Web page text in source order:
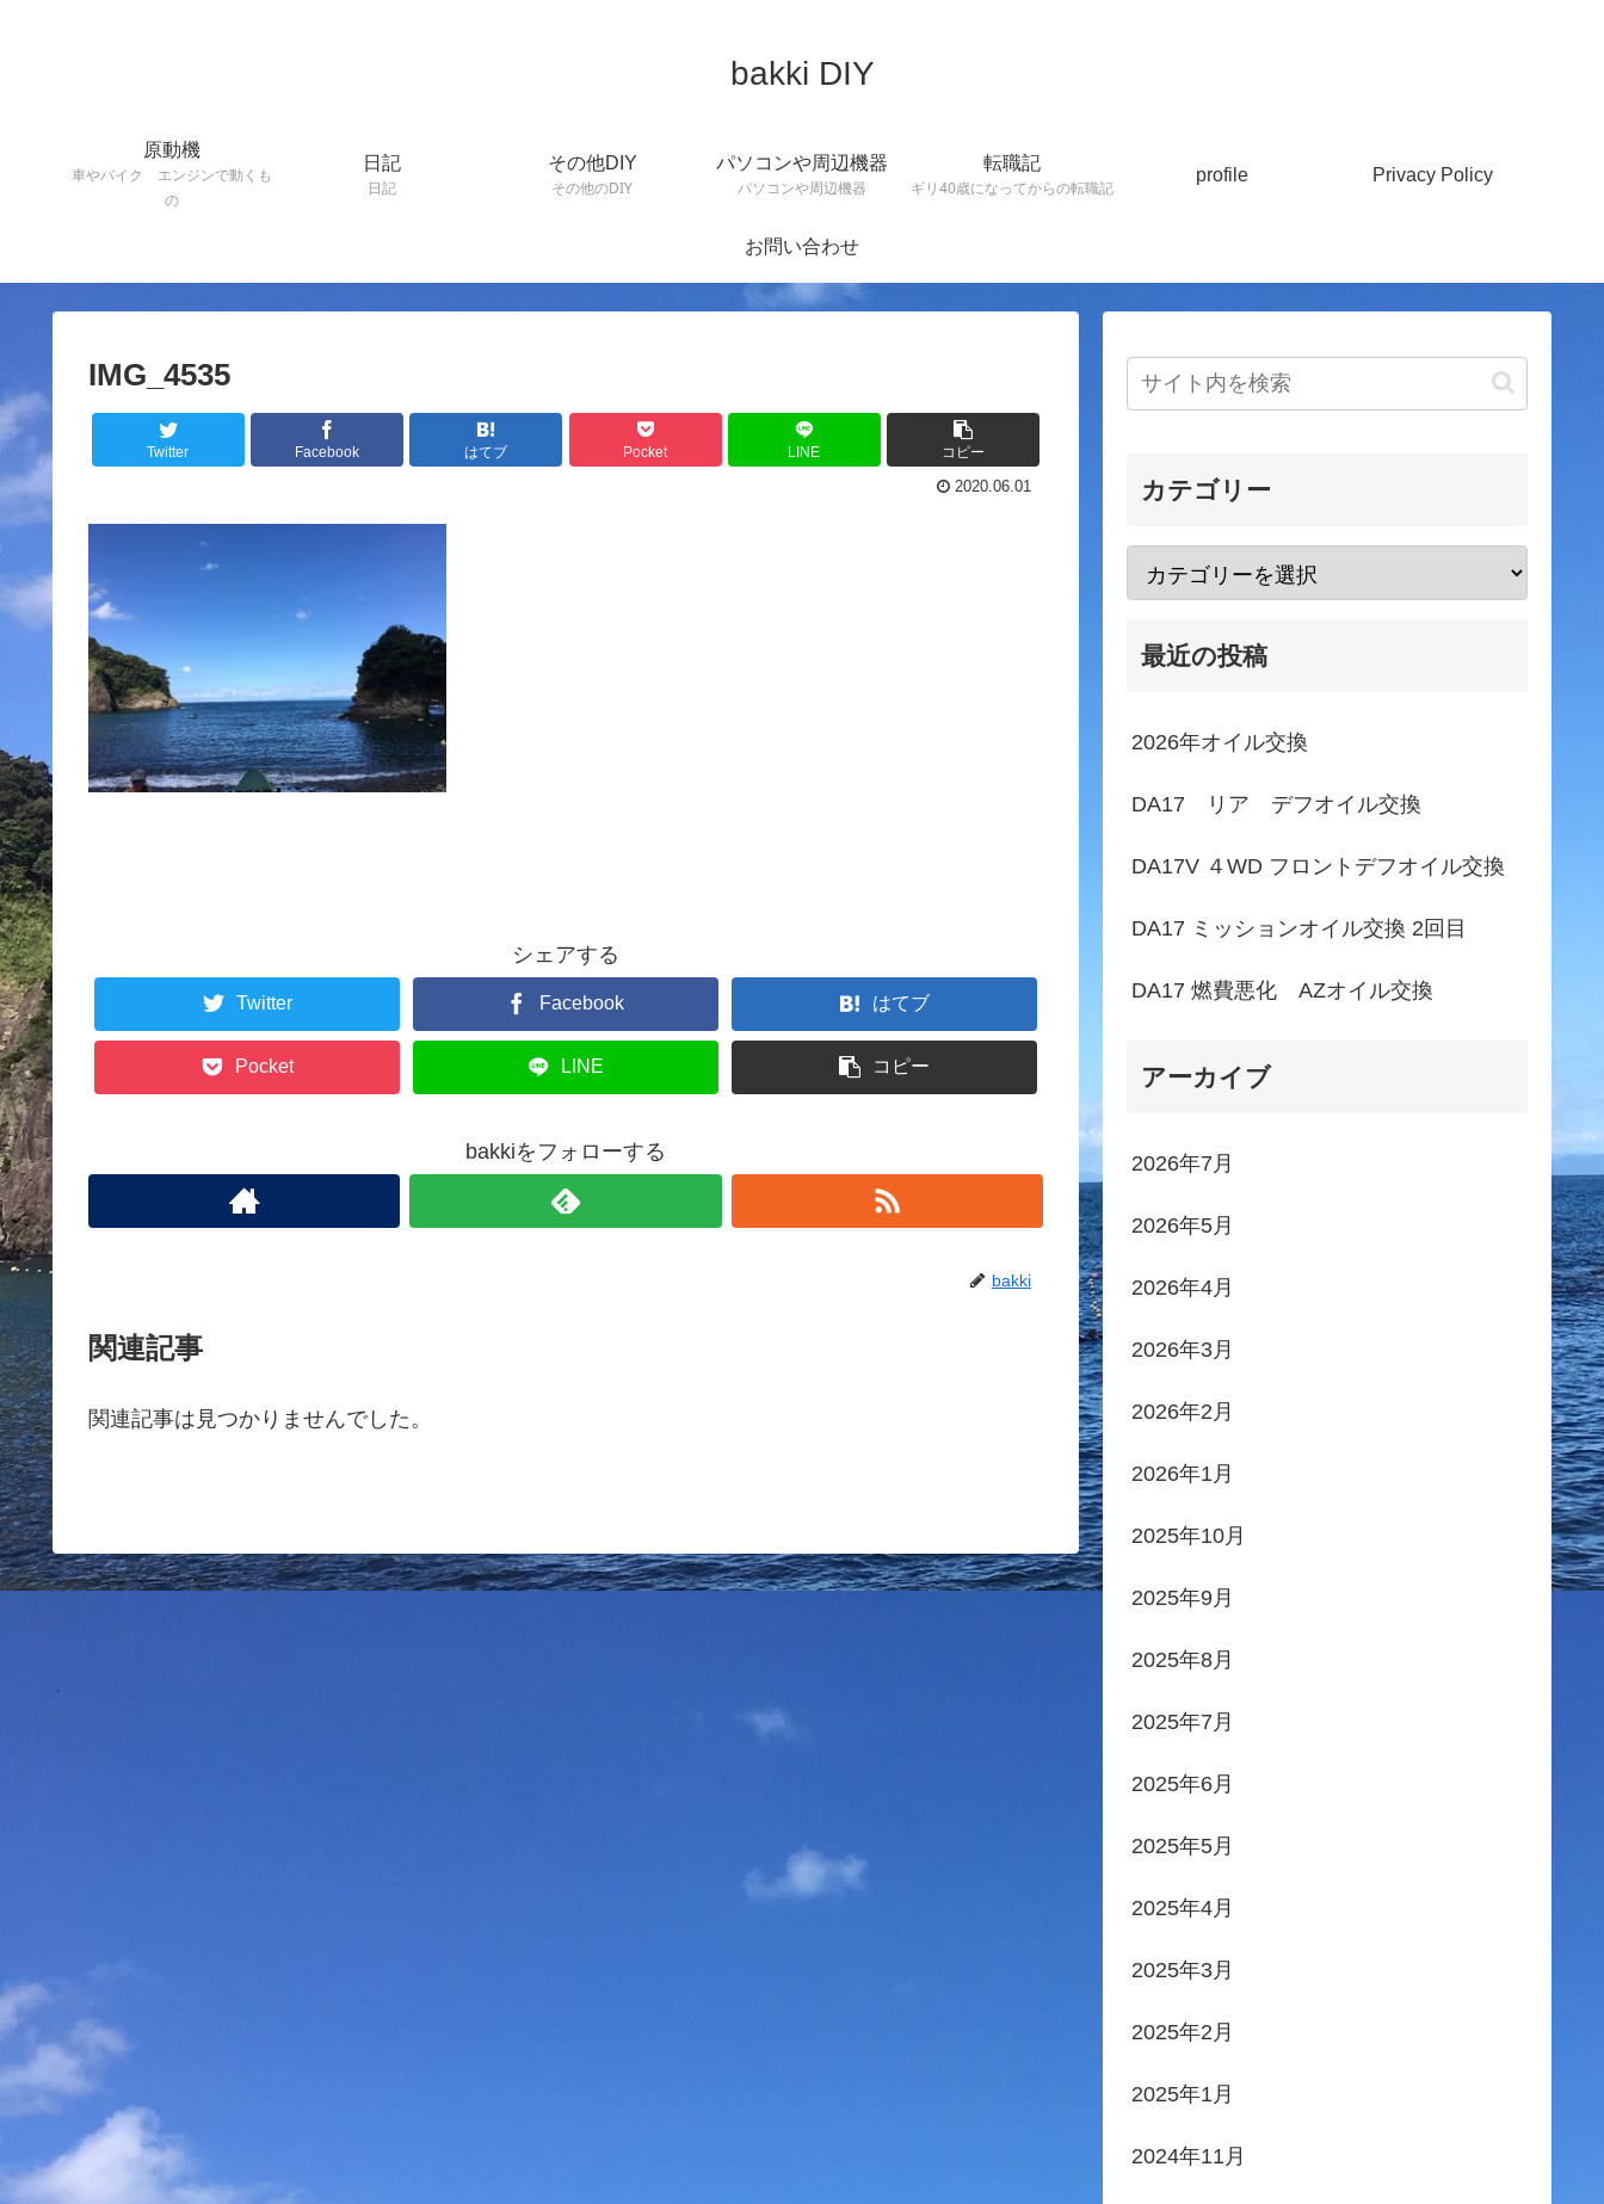
bakki DIY
原動機
車やバイク エンジンで動くも
の
日記
日記
その他DIY
その他のDIY
パソコンや周辺機器
パソコンや周辺機器
転職記
ギリ40歳になってからの転職記
profile Privacy Policy
お問い合わせ
IMG_4535
Twitter Facebook はてブ Pocket LINE コピー
2020.06.01
シェアする
Twitter Facebook はてブ
Pocket LINE コピー
bakkiをフォローする
bakki
関連記事
関連記事は見つかりませんでした。
カテゴリー
最近の投稿
2026年オイル交換
DA17 リア デフオイル交換
DA17V ４WD フロントデフオイル交換
DA17 ミッションオイル交換 2回目
DA17 燃費悪化 AZオイル交換
アーカイブ
2026年7月
2026年5月
2026年4月
2026年3月
2026年2月
2026年1月
2025年10月
2025年9月
2025年8月
2025年7月
2025年6月
2025年5月
2025年4月
2025年3月
2025年2月
2025年1月
2024年11月